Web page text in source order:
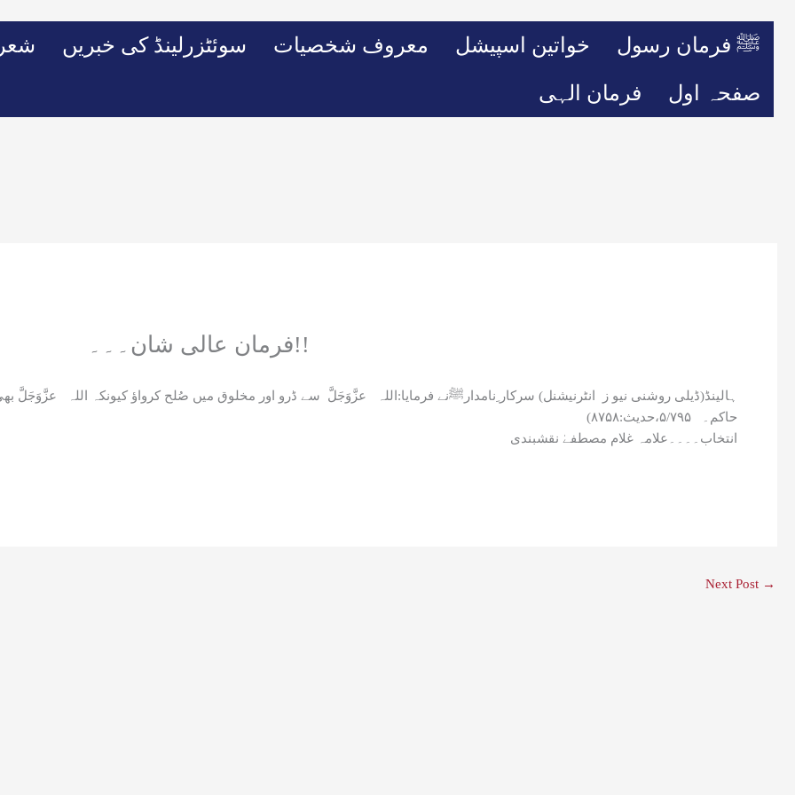
سوئٹزرلینڈ کی خبریں معروف شخصیات خواتین اسپیشل ﷺ فرمان رسول
فرمان الہی صفحہ اول
فرمان عالی شان۔۔۔!!
ہالینڈ(ڈیلی روشنی نیو ز انٹرنیشنل) سرکار ِنامدارﷺنے فرمایا:اللہ عزَّوَجَلَّ سے ڈرو اور مخلوق میں صُلح کرواؤ کیونکہ اللہ عزَّوَجَلَّ
حاکم۔ ۵/۷۹۵،حدیث:۸۷۵۸)
انتخاب۔۔۔۔علامہ غلام مصطفےٰ نقشبندی
Next Post →